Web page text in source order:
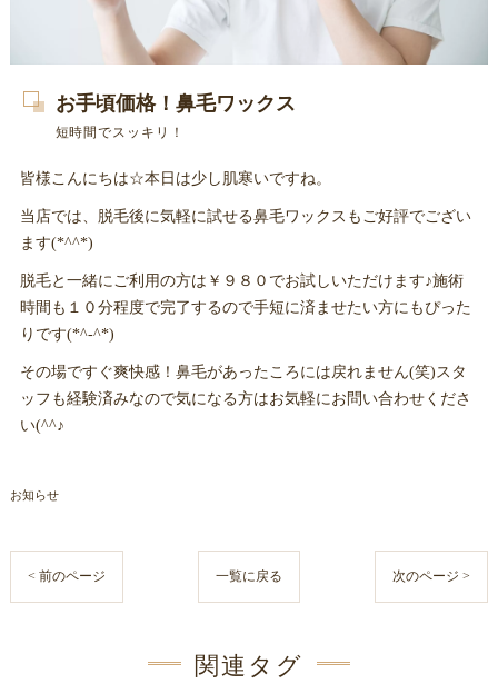
お手頃価格！鼻毛ワックス
短時間でスッキリ！
皆様こんにちは☆本日は少し肌寒いですね。
当店では、脱毛後に気軽に試せる鼻毛ワックスもご好評でござい
ます(*^^*)
脱毛と一緒にご利用の方は￥９８０でお試しいただけます♪施術
時間も１０分程度で完了するので手短に済ませたい方にもぴった
りです(*^-^*)
その場ですぐ爽快感！鼻毛があったころには戻れません(笑)スタ
ッフも経験済みなので気になる方はお気軽にお問い合わせくださ
い(^^♪
お知らせ
< 前のページ 一覧に戻る 次のページ >
関連タグ